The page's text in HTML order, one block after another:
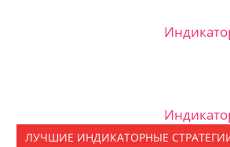
ЛУЧШИЕ ИНДИКАТОРНЫЕ